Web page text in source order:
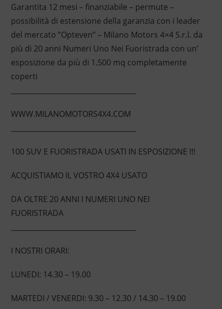
Garantita 12 mesi – finanziabile – permute –
possibilità di estensione della garanzia con i leader
del mercato ”Opteven” – Milano Motors 4×4 S.r.l. da
più di 20 anni Numeri Uno Nei Fuoristrada con un’
esposizione da più di 1.500 mq completamente
coperti
WWW.MILANOMOTORS4X4.COM
100 SUV E FUORISTRADA USATI IN ESPOSIZIONE !!!
ACQUISTIAMO IL VOSTRO 4X4 USATO
DA OLTRE 20 ANNI I NUMERI UNO NEI
FUORISTRADA
I NOSTRI ORARI:
LUNEDI: 14.30 – 19.00
MARTEDI / VENERDI: 9.30 – 12.30 / 14.30 – 19.00